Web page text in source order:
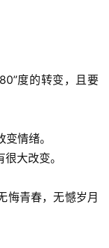
度的转变，且要
情绪。
大改变。
悔青春，无憾岁月